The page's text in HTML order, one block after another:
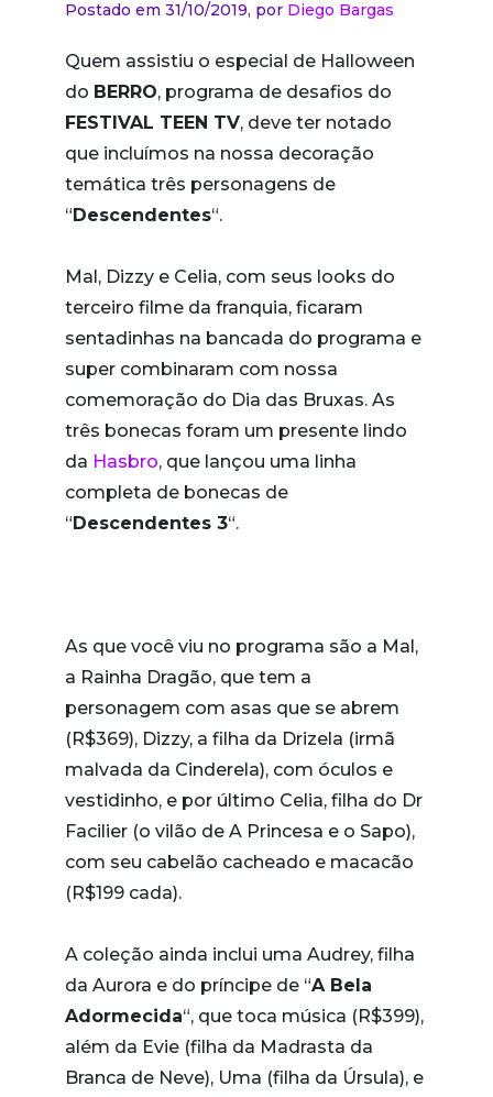
Postado em 31/10/2019, por Diego Bargas
Quem assistiu o especial de Halloween
do BERRO, programa de desafios do
FESTIVAL TEEN TV, deve ter notado
que incluímos na nossa decoração
temática três personagens de
“ Descendentes“.
Mal, Dizzy e Celia, com seus looks do
terceiro filme da franquia, ficaram
sentadinhas na bancada do programa e
super combinaram com nossa
comemoração do Dia das Bruxas. As
três bonecas foram um presente lindo
da Hasbro, que lançou uma linha
completa de bonecas de
“ Descendentes 3“.
As que você viu no programa são a Mal,
a Rainha Dragão, que tem a
personagem com asas que se abrem
(R$369), Dizzy, a filha da Drizela (irmã
malvada da Cinderela), com óculos e
vestidinho, e por último Celia, filha do Dr
Facilier (o vilão de A Princesa e o Sapo),
com seu cabelão cacheado e macacão
(R$199 cada).
A coleção ainda inclui uma Audrey, filha
da Aurora e do príncipe de “A Bela
Adormecida“, que toca música (R$399),
além da Evie (filha da Madrasta da
Branca de Neve), Uma (filha da Úrsula), e